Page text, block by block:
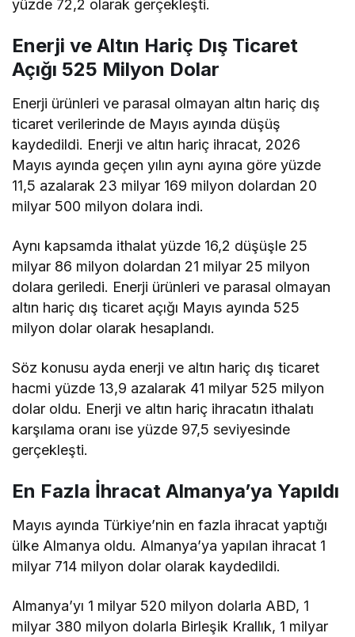
yüzde 72,2 olarak gerçekleşti.
Enerji ve Altın Hariç Dış Ticaret
Açığı 525 Milyon Dolar
Enerji ürünleri ve parasal olmayan altın hariç dış
ticaret verilerinde de Mayıs ayında düşüş
kaydedildi. Enerji ve altın hariç ihracat, 2026
Mayıs ayında geçen yılın aynı ayına göre yüzde
11,5 azalarak 23 milyar 169 milyon dolardan 20
milyar 500 milyon dolara indi.
Aynı kapsamda ithalat yüzde 16,2 düşüşle 25
milyar 86 milyon dolardan 21 milyar 25 milyon
dolara geriledi. Enerji ürünleri ve parasal olmayan
altın hariç dış ticaret açığı Mayıs ayında 525
milyon dolar olarak hesaplandı.
Söz konusu ayda enerji ve altın hariç dış ticaret
hacmi yüzde 13,9 azalarak 41 milyar 525 milyon
dolar oldu. Enerji ve altın hariç ihracatın ithalatı
karşılama oranı ise yüzde 97,5 seviyesinde
gerçekleşti.
En Fazla İhracat Almanya’ya Yapıldı
Mayıs ayında Türkiye’nin en fazla ihracat yaptığı
ülke Almanya oldu. Almanya’ya yapılan ihracat 1
milyar 714 milyon dolar olarak kaydedildi.
Almanya’yı 1 milyar 520 milyon dolarla ABD, 1
milyar 380 milyon dolarla Birleşik Krallık, 1 milyar